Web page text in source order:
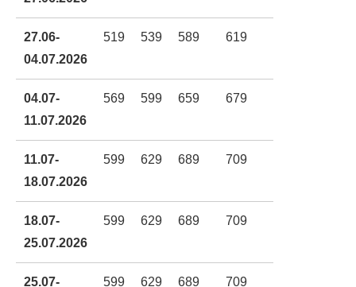
27.06-
04.07.2026
519 539 589 619
04.07-
11.07.2026
569 599 659 679
11.07-
18.07.2026
599 629 689 709
18.07-
25.07.2026
599 629 689 709
25.07-
599 629 689 709